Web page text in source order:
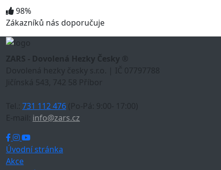
98%
Zákazníků nás doporučuje
ZARS - Dovolená Hezky Česky ®
Dovolená hezky česky s.r.o. | IČ 07797788
Jičínská 543, 742 58 Příbor
Tel.: 731 112 476 (Po-Pá: 9:00- 17:00)
E-mail: info@zars.cz
Úvodní stránka
Akce